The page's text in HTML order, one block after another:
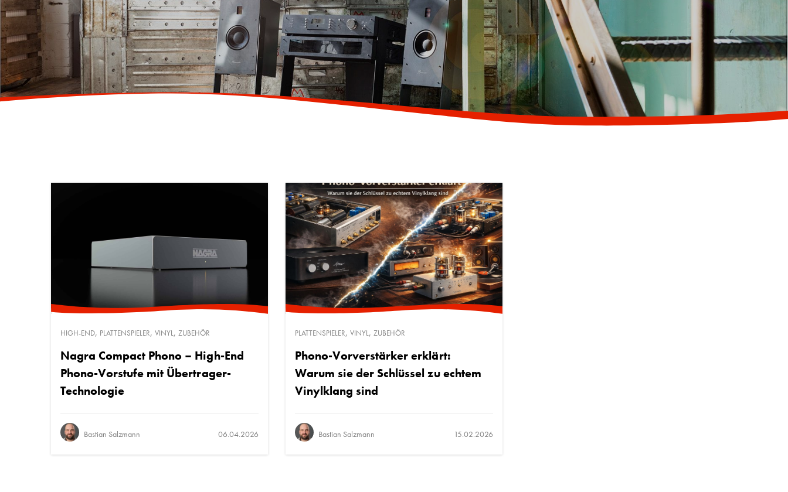
HIGH-END, PLATTENSPIELER, VINYL, ZUBEHÖR
Nagra Compact Phono – High-End
Phono-Vorstufe mit Übertrager-
Technologie
Bastian Salzmann 06.04.2026
PLATTENSPIELER, VINYL, ZUBEHÖR
Phono-Vorverstärker erklärt:
Warum sie der Schlüssel zu echtem
Vinylklang sind
Bastian Salzmann 15.02.2026